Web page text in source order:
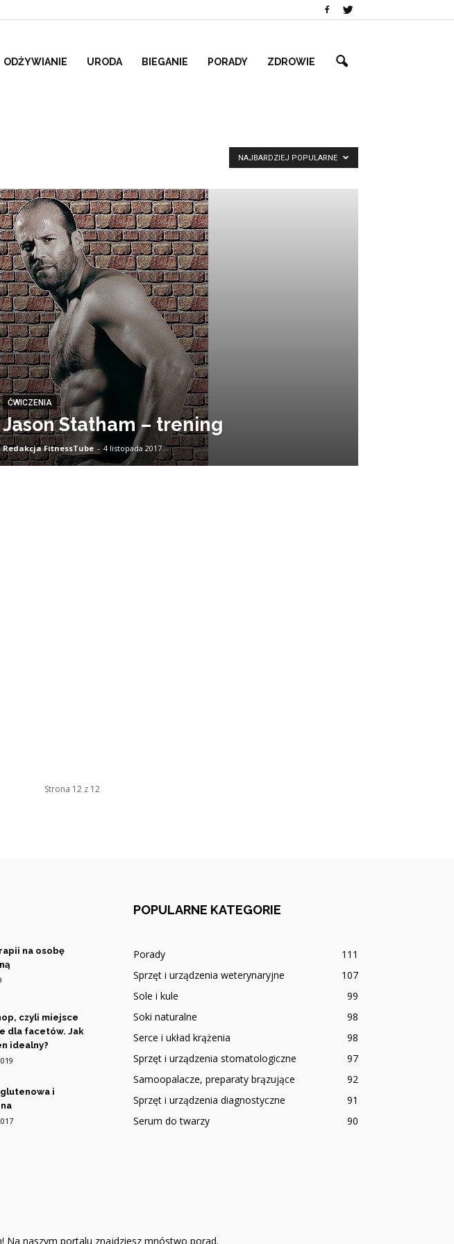
ODŻYWIANIE URODA BIEGANIE PORADY ZDROWIE
NAJBARDZIEJ POPULARNE
ĆWICZENIA
Jason Statham – trening
Redakcja FitnessTube - 4 listopada 2017
Strona 12 z 12
na osobę
czyli miejsce
dla facetów. Jak
idealny?
i
POPULARNE KATEGORIE
Porady
111
Sprzęt i urządzenia weterynaryjne
107
Sole i kule
99
Soki naturalne
98
Serce i układ krążenia
98
Sprzęt i urządzenia stomatologiczne
97
Samoopalacze, preparaty brązujące
92
Sprzęt i urządzenia diagnostyczne
91
Serum do twarzy
90
Na naszym portalu znajdziesz mnóstwo porad.